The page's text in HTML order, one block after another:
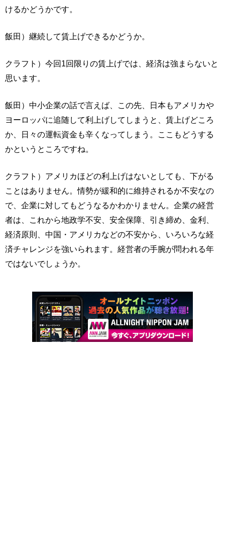
けるかどうかです。
飯田）継続して賃上げできるかどうか。
クラフト）今回1回限りの賃上げでは、経済は強まらないと
思います。
飯田）中小企業の話で言えば、この先、日本もアメリカや
ヨーロッパに追随して利上げしてしまうと、賃上げどころ
か、日々の運転資金も辛くなってしまう。ここもどうする
かというところですね。
クラフト）アメリカほどの利上げはないとしても、下がる
ことはありません。情勢が緩和的に維持されるか不安なの
で、企業に対してもどうなるかわかりません。企業の経営
者は、これから地政学不安、安全保障、引き締め、金利、
経済原則、中国・アメリカなどの不安から、いろいろな経
済チャレンジを強いられます。経営者の手腕が問われる年
ではないでしょうか。